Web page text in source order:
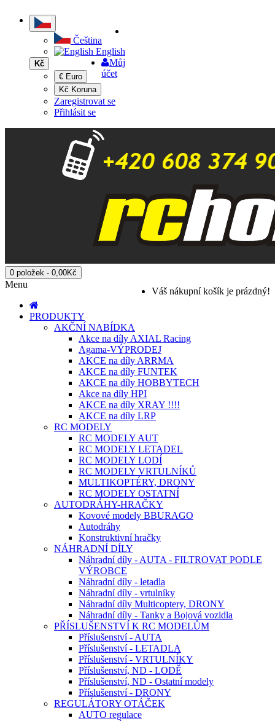
Čeština
English
Kč
€ Euro
Kč Koruna
Můj
účet
Zaregistrovat se
Přihlásit se
0 položek - 0,00Kč
Váš nákupní košík je prázdný!
Menu
PRODUKTY
AKČNÍ NABÍDKA
Akce na díly AXIAL Racing
Agama-VÝPRODEJ
AKCE na díly ARRMA
AKCE na díly FUNTEK
AKCE na díly HOBBYTECH
Akce na díly HPI
AKCE na díly XRAY !!!!
AKCE na díly LRP
RC MODELY
RC MODELY AUT
RC MODELY LETADEL
RC MODELY LODÍ
RC MODELY VRTULNÍKŮ
MULTIKOPTÉRY, DRONY
RC MODELY OSTATNÍ
AUTODRÁHY-HRAČKY
Kovové modely BBURAGO
Autodráhy
Konstruktivní hračky
NÁHRADNÍ DÍLY
Náhradní díly - AUTA - FILTROVAT PODLE
VÝROBCE
Náhradní díly - letadla
Náhradní díly - vrtulníky
Náhradní díly Multicoptery, DRONY
Náhradní díly - Tanky a Bojová vozidla
PŘÍSLUŠENSTVÍ K RC MODELŮM
Příslušenství - AUTA
Příslušenství - LETADLA
Příslušenství - VRTULNÍKY
Příslušenství, ND - LODĚ
Příslušenství, ND - Ostatní modely
Příslušenství - DRONY
REGULÁTORY OTÁČEK
AUTO regulace